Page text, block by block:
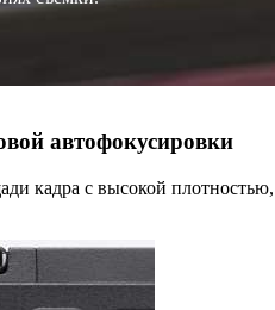
автофокусировки
кадра с высокой